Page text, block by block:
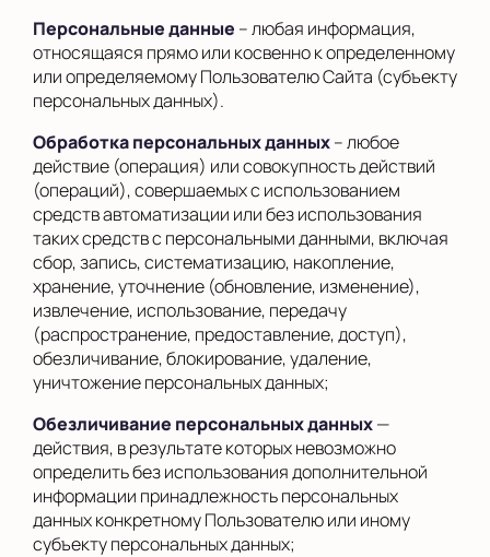
Персональные данные – любая информация,
относящаяся прямо или косвенно к определенному
или определяемому Пользователю Сайта (субъекту
персональных данных).
Обработка персональных данных– любое
действие (операция) или совокупность действий
(операций), совершаемых с использованием
средств автоматизации или без использования
таких средств с персональными данными, включая
сбор, запись, систематизацию, накопление,
хранение, уточнение (обновление, изменение),
извлечение, использование, передачу
(распространение, предоставление, доступ),
обезличивание, блокирование, удаление,
уничтожение персональных данных;
Обезличивание персональных данных—
действия, в результате которых невозможно
определить без использования дополнительной
информации принадлежность персональных
данных конкретному Пользователю или иному
субъекту персональных данных;